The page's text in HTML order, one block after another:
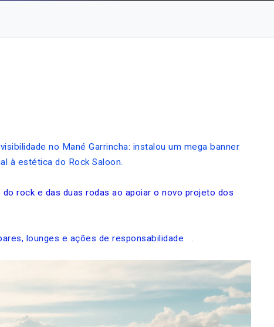
no Mané Garrincha: instalou um mega banner
à estética do Rock Saloon.
rock e das duas rodas ao apoiar o novo projeto dos
lounges e ações de responsabilidade .